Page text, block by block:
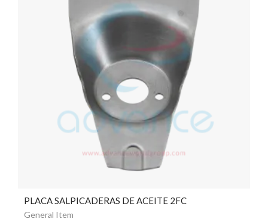
PLACA SALPICADERAS DE ACEITE 2FC
General Item